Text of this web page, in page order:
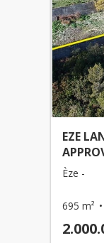
EZE
Èze -
695 m²